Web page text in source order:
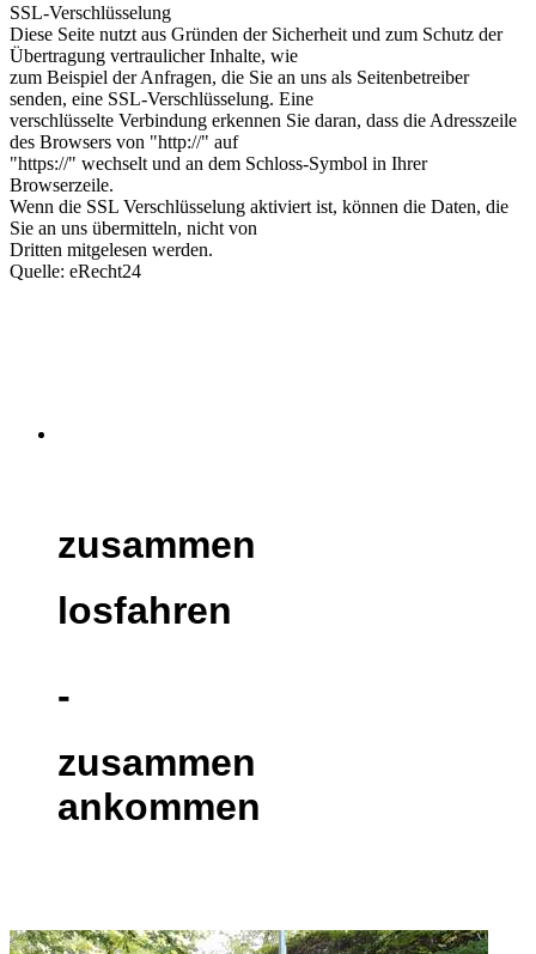
SSL-Verschlüsselung
Diese Seite nutzt aus Gründen der Sicherheit und zum Schutz der
Übertragung vertraulicher Inhalte, wie
zum Beispiel der Anfragen, die Sie an uns als Seitenbetreiber
senden, eine SSL-Verschlüsselung. Eine
verschlüsselte Verbindung erkennen Sie daran, dass die Adresszeile
des Browsers von "http://" auf
"https://" wechselt und an dem Schloss-Symbol in Ihrer
Browserzeile.
Wenn die SSL Verschlüsselung aktiviert ist, können die Daten, die
Sie an uns übermitteln, nicht von
Dritten mitgelesen werden.
Quelle: eRecht24
zusammen
losfahren
-
zusammen
ankommen